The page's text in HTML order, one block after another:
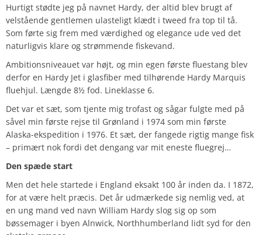
Hurtigt stødte jeg på navnet Hardy, der altid blev brugt af
velstående gentlemen ulasteligt klædt i tweed fra top til tå.
Som førte sig frem med værdighed og elegance ude ved det
naturligvis klare og strømmende fiskevand.
Ambitionsniveauet var højt, og min egen første fluestang blev
derfor en Hardy Jet i glasfiber med tilhørende Hardy Marquis
fluehjul. Længde 8½ fod. Lineklasse 6.
Det var et sæt, som tjente mig trofast og sågar fulgte med på
såvel min første rejse til Grønland i 1974 som min første
Alaska-ekspedition i 1976. Et sæt, der fangede rigtig mange fisk
– primært nok fordi det dengang var mit eneste fluegrej…
Den spæde start
Men det hele startede i England eksakt 100 år inden da. I 1872,
for at være helt præcis. Det år udmærkede sig nemlig ved, at
en ung mand ved navn William Hardy slog sig op som
bøssemager i byen Alnwick, Northhumberland lidt syd for den